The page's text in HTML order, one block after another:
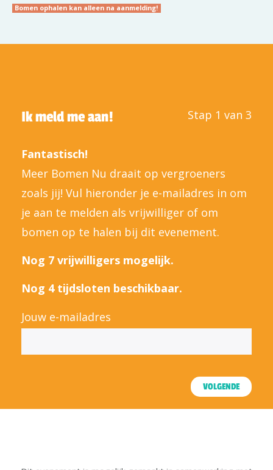
Bomen ophalen kan alleen na aanmelding!
Ik meld me aan! Stap 1 van 3
Fantastisch!
Meer Bomen Nu draait op vergroeners
zoals jij! Vul hieronder je e-mailadres in om
je aan te melden als vrijwilliger of om
bomen op te halen bij dit evenement.
Nog 7 vrijwilligers mogelijk.
Nog 4 tijdsloten beschikbaar.
Jouw e-mailadres
VOLGENDE